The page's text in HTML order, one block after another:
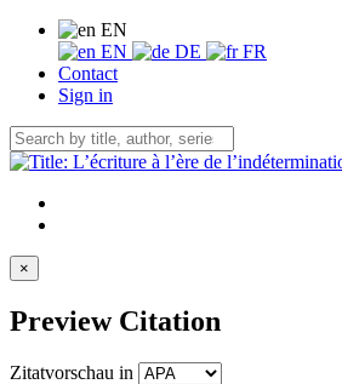
EN
EN
DE
FR
Contact
Sign in
×
Preview Citation
Zitatvorschau in